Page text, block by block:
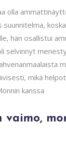
olla
hän osallistui
selvinnyt
mikä
vaimo,